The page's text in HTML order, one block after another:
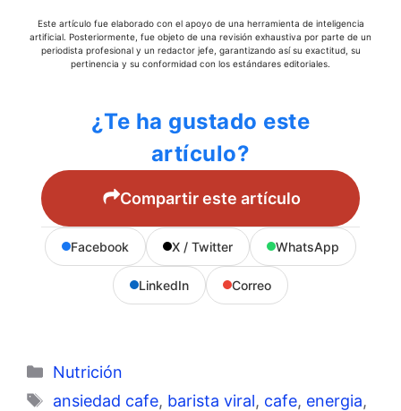
Este artículo fue elaborado con el apoyo de una herramienta de inteligencia
artificial. Posteriormente, fue objeto de una revisión exhaustiva por parte de un
periodista profesional y un redactor jefe, garantizando así su exactitud, su
pertinencia y su conformidad con los estándares editoriales.
¿Te ha gustado este
artículo?
Compartir este artículo
Facebook X / Twitter WhatsApp
LinkedIn Correo
Categorías
Nutrición
Etiquetas
ansiedad cafe, barista viral, cafe, energia,